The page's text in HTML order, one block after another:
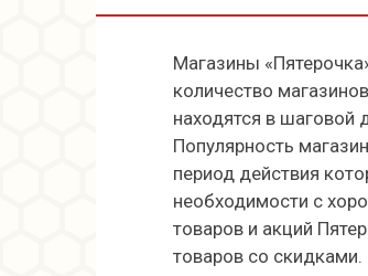
Магазины
количество
находятся в шаговой
Популярность
период действия
необходимости с
товаров и акций
товаров со скидками.